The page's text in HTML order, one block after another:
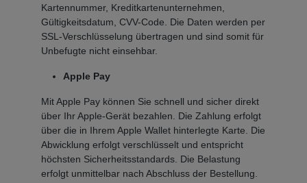
Kartennummer, Kreditkartenunternehmen,
Gültigkeitsdatum, CVV-Code. Die Daten werden per
SSL-Verschlüsselung übertragen und sind somit für
Unbefugte nicht einsehbar.
Apple Pay
Mit Apple Pay können Sie schnell und sicher direkt
über Ihr Apple-Gerät bezahlen. Die Zahlung erfolgt
über die in Ihrem Apple Wallet hinterlegte Karte. Die
Abwicklung erfolgt verschlüsselt und entspricht
höchsten Sicherheitsstandards. Die Belastung
erfolgt unmittelbar nach Abschluss der Bestellung.